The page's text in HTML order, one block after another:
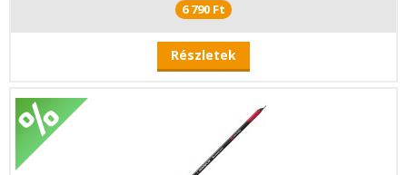
6 790 Ft
Részletek